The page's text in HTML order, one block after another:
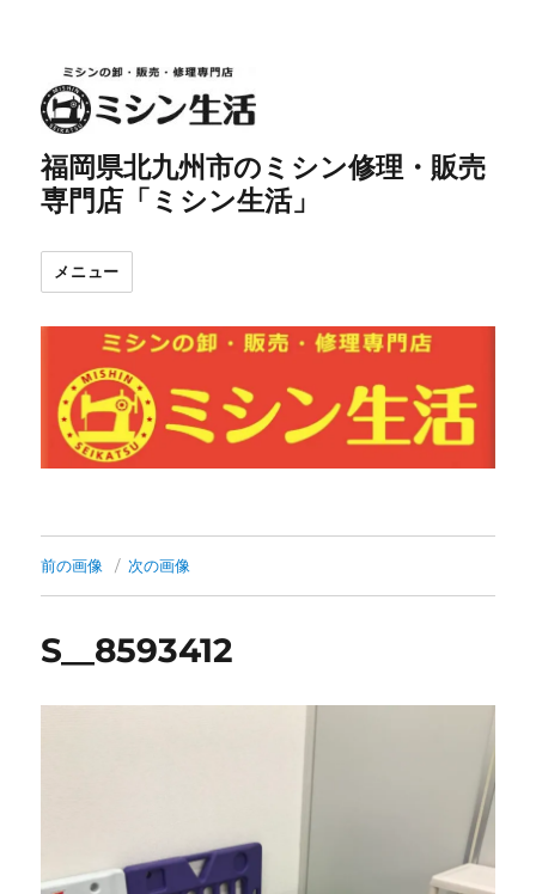
福岡県北九州市のミシン修理・販売
専門店「ミシン生活」
メニュー
前の画像 次の画像
S__8593412